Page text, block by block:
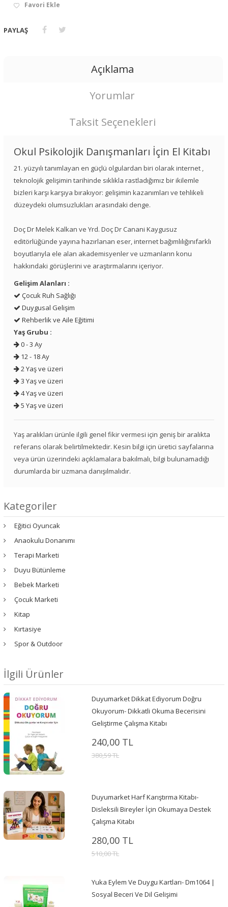
Favori Ekle
PAYLAŞ
Açıklama
Yorumlar
Taksit Seçenekleri
Okul Psikolojik Danışmanları İçin El Kitabı
21. yüzyılı tanımlayan en güçlü olgulardan biri olarak internet ,
teknolojik gelişimin tarihinde sıklıkla rastladığımız bir ikilemle
bizleri karşı karşıya bırakıyor: gelişimin kazanımları ve tehlikeli
düzeydeki olumsuzlukları arasındaki denge.
Doç Dr Melek Kalkan ve Yrd. Doç Dr Canani Kaygusuz
editörlüğünde yayına hazırlanan eser, internet bağımlılığınıfarklı
boyutlarıyla ele alan akademisyenler ve uzmanların konu
hakkındaki görüşlerini ve araştırmalarını içeriyor.
Gelişim Alanları :
Çocuk Ruh Sağlığı
Duygusal Gelişim
Rehberlik ve Aile Eğitimi
Yaş Grubu :
0 - 3 Ay
12 - 18 Ay
2 Yaş ve üzeri
3 Yaş ve üzeri
4 Yaş ve üzeri
5 Yaş ve üzeri
Yaş aralıkları ürünle ilgili genel fikir vermesi için geniş bir aralıkta
referans olarak belirtilmektedir. Kesin bilgi için üretici sayfalarına
veya ürün üzerindeki açıklamalara bakılmalı, bilgi bulunamadığı
durumlarda bir uzmana danışılmalıdır.
Kategoriler
Eğitici Oyuncak
Anaokulu Donanımı
Terapi Marketi
Duyu Bütünleme
Bebek Marketi
Çocuk Marketi
Kitap
Kırtasiye
Spor & Outdoor
İlgili Ürünler
Duyumarket Dikkat Ediyorum Doğru
Okuyorum- Dikkatli Okuma Becerisini
Geliştirme Çalışma Kitabı
240,00 TL
380,59 TL
Duyumarket Harf Karıştırma Kitabı-
Disleksili Bireyler İçin Okumaya Destek
Çalışma Kitabı
280,00 TL
510,00 TL
Yuka Eylem Ve Duygu Kartları- Dm1064 |
Sosyal Beceri Ve Dil Gelişimi